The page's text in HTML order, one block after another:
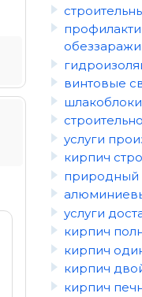
винтовые
шлакоблоки
услуги
кирпич
природный
услуги
кирпич
кирпич
кирпич
кирпич